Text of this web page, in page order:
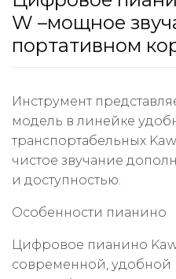
W –мощное
портативном
Инструмент
модель в линейке
транспортабельных
чистое звучание
и доступностью.
Особенности пианино
Цифровое пианино
современной, удобной